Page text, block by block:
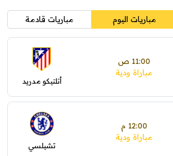
مباريات اليوم مباريات قادمة
11:00 ص
مباراة ودية
أتلتيكو مدريد
12:00 م
مباراة ودية
تشيلسي